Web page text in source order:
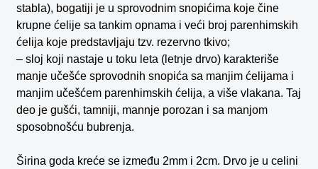
stabla), bogatiji je u sprovodnim snopićima koje čine
krupne ćelije sa tankim opnama i veći broj parenhimskih
ćelija koje predstavljaju tzv. rezervno tkivo;
– sloj koji nastaje u toku leta (letnje drvo) karakteriše
manje učešće sprovodnih snopića sa manjim ćelijama i
manjim učešćem parenhimskih ćelija, a više vlakana. Taj
deo je gušći, tamniji, mannje porozan i sa manjom
sposobnošću bubrenja.
Širina goda kreće se između 2mm i 2cm. Drvo je u celini